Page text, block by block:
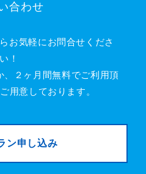
合わせ
お気軽にお問合せくださ
い！
、２ヶ月間無料でご利用頂
用意しております。
ン申し込み